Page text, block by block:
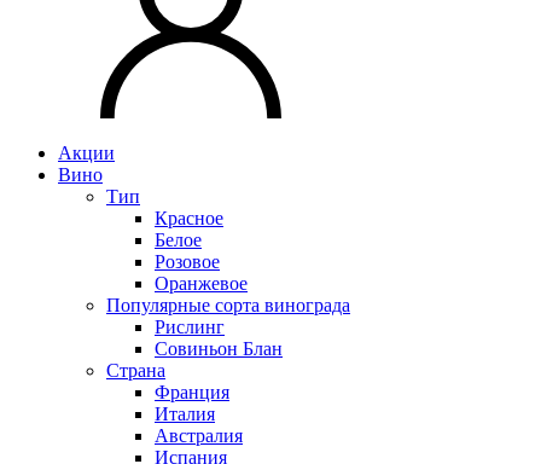
Акции
Вино
Тип
Красное
Белое
Розовое
Оранжевое
Популярные сорта винограда
Рислинг
Совиньон Блан
Страна
Франция
Италия
Австралия
Испания